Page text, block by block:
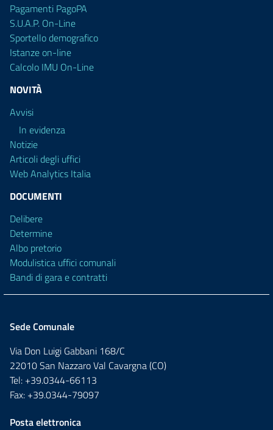
Pagamenti PagoPA
S.U.A.P. On-Line
Sportello demografico
Istanze on-line
Calcolo IMU On-Line
NOVITÀ
Avvisi
In evidenza
Notizie
Articoli degli uffici
Web Analytics Italia
DOCUMENTI
Delibere
Determine
Albo pretorio
Modulistica uffici comunali
Bandi di gara e contratti
Sede Comunale
Via Don Luigi Gabbani 168/C
22010 San Nazzaro Val Cavargna (CO)
Tel: +39.0344-66113
Fax: +39.0344-79097
Posta elettronica